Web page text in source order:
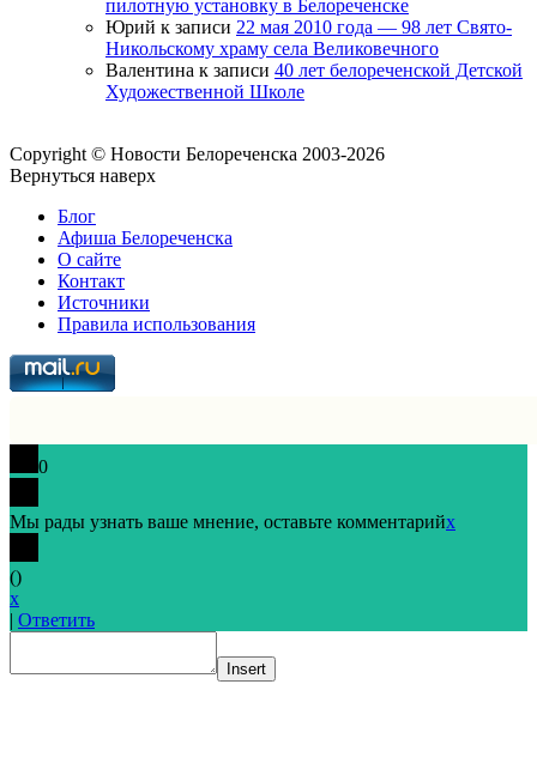
пилотную установку в Белореченске
Юрий к записи 22 мая 2010 года — 98 лет Свято-
Никольскому храму села Великовечного
Валентина к записи 40 лет белореченской Детской
Художественной Школе
Copyright © Новости Белореченска 2003-2026
Вернуться наверх
Блог
Афиша Белореченска
О сайте
Контакт
Источники
Правила использования
0
Мы рады узнать ваше мнение, оставьте комментарийx
()
x
| Ответить
Insert